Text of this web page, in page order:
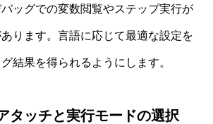
ッグでの変数閲覧やステップ実行が
ります。言語に応じて最適な設定を
結果を得られるようにします。
タッチと実行モードの選択